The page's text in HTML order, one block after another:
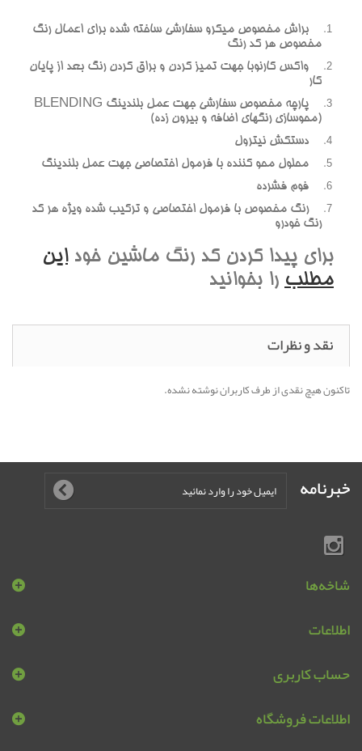
براش مخصوص ميکرو سفارشي ساخته شده براي اعمال رنگ
مخصوص هر کد رنگ
واکس کارنوبا جهت تميز کردن و براق کردن رنگ بعد از پايان
کار
پارچه مخصوص سفارشي جهت عمل بلندينگ BLENDING
(محوسازي رنگهاي اضافه و بيرون زده)
دستکش نيترول
محلول محو کننده با فرمول اختصاصي جهت عمل بلندينگ
فوم فشرده
رنگ مخصوص با فرمول اختصاصي و ترکيب شده ويژه هر کد
رنگ خودرو
براي پيدا کردن کد رنگ ماشين خوداين
مطلب را بخوانيد
نقد و نظرات
تاکنون هیچ نقدی از طرف کاربران نوشته نشده.
خبرنامه
شاخه‌ها
اطلاعات
حساب کاربری
اطلاعات فروشگاه